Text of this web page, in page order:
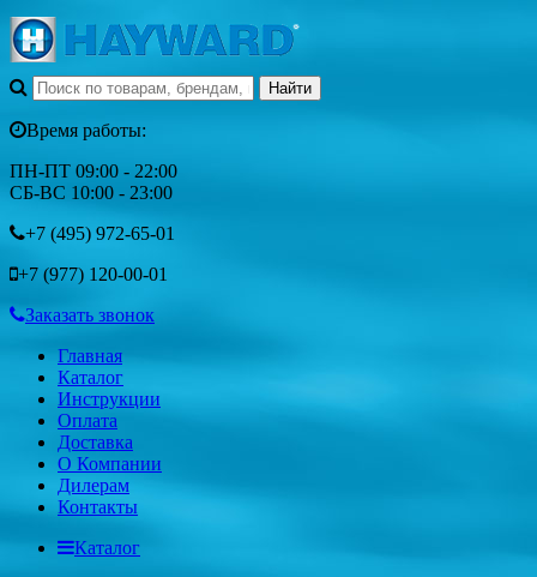
Время работы:
ПН-ПТ 09:00 - 22:00
СБ-ВС 10:00 - 23:00
+7 (495) 972-65-01
+7 (977) 120-00-01
Заказать звонок
Главная
Каталог
Инструкции
Оплата
Доставка
О Компании
Дилерам
Контакты
Каталог